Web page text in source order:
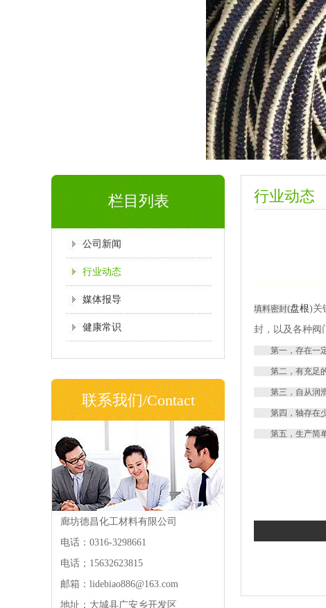
栏目列表
公司新闻
行业动态
媒体报导
健康常识
联系我们/Contact
廊坊德昌化工材料有限公司
电话：0316-3298661
电话；15632623815
邮箱：lidebiao886@163.com
地址：大城县广安乡开发区
行业动态
填料密封(盘根)关
封，以及各种阀
第一，存在一定
第二，有充足的
第三，自从润滑
第四，轴存在少
第五，生产简单